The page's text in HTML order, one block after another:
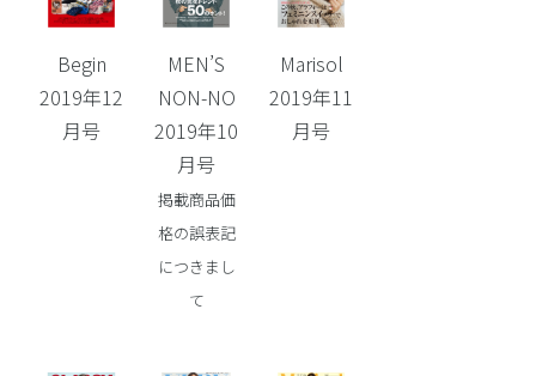
Begin
2019年12
月号
MEN’S
NON-NO
2019年10
月号
掲載商品価
格の誤表記
につきまし
て
Marisol
2019年11
月号